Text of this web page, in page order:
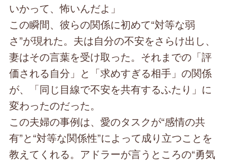
いかって、怖いんだよ」
この瞬間、彼らの関係に初めて“対等な弱
さ”が現れた。夫は自分の不安をさらけ出し、
妻はその言葉を受け取った。それまでの「評
価される自分」と「求めすぎる相手」の関係
が、「同じ目線で不安を共有するふたり」に
変わったのだった。
この夫婦の事例は、愛のタスクが“感情の共
有”と“対等な関係性”によって成り立つことを
教えてくれる。アドラーが言うところの“勇気